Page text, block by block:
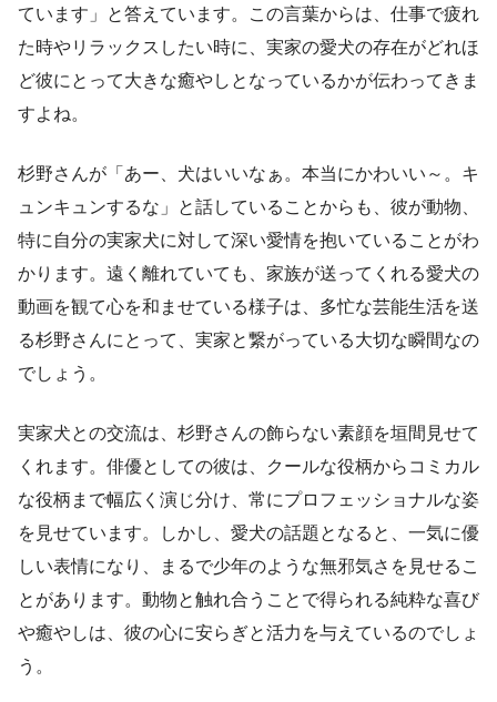
ています」と答えています。この言葉からは、仕事で疲れ
た時やリラックスしたい時に、実家の愛犬の存在がどれほ
ど彼にとって大きな癒やしとなっているかが伝わってきま
すよね。
杉野さんが「あー、犬はいいなぁ。本当にかわいい～。キ
ュンキュンするな」と話していることからも、彼が動物、
特に自分の実家犬に対して深い愛情を抱いていることがわ
かります。遠く離れていても、家族が送ってくれる愛犬の
動画を観て心を和ませている様子は、多忙な芸能生活を送
る杉野さんにとって、実家と繋がっている大切な瞬間なの
でしょう。
実家犬との交流は、杉野さんの飾らない素顔を垣間見せて
くれます。俳優としての彼は、クールな役柄からコミカル
な役柄まで幅広く演じ分け、常にプロフェッショナルな姿
を見せています。しかし、愛犬の話題となると、一気に優
しい表情になり、まるで少年のような無邪気さを見せるこ
とがあります。動物と触れ合うことで得られる純粋な喜び
や癒やしは、彼の心に安らぎと活力を与えているのでしょ
う。